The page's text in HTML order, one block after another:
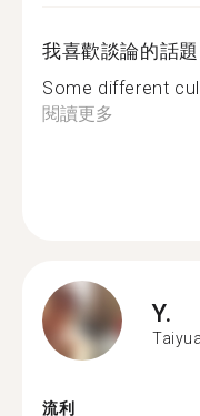
我喜歡談論的話題
Some different
閱讀更多
Y.
流利